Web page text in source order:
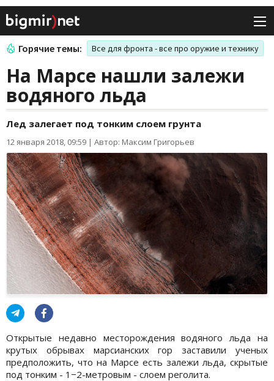
Горячие темы: Все для фронта - все про оружие и технику
На Марсе нашли залежи
водяного льда
Лед залегает под тонким слоем грунта
12 января 2018, 09:59 | Автор: Максим Григорьев
Открытые недавно месторождения водяного льда на
крутых обрывах марсианских гор заставили ученых
предположить, что на Марсе есть залежи льда, скрытые
под тонким - 1−2-метровым - слоем реголита.